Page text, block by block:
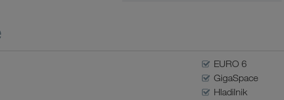
EURO 6
GigaSpace
Hladilnik